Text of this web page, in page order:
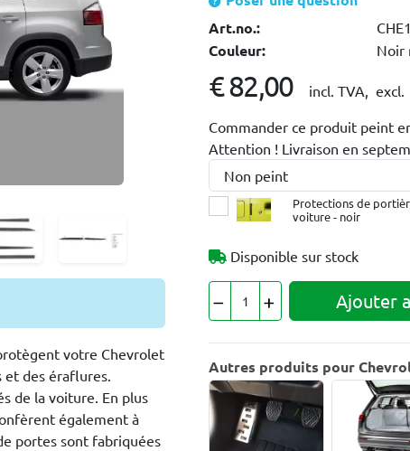
votre Chevrolet
des éraflures.
de la voiture. En plus
également à
portes sont fabriquées
Art.no.:
Couleur: Noir
€ 82,00 incl. TVA, excl.
Commander ce produit peint
Attention ! Livraison en
Protections de
voiture - noir
Disponible sur stock
Ajouter
Autres produits pour